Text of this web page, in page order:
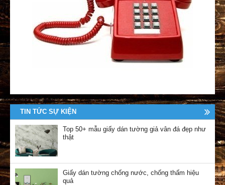
TIN TỨC SỰ KIỆN
Top 50+ mẫu giấy dán tường giả vân đá đẹp như
thật
Giấy dán tường chống nước, chống thấm hiệu
quả